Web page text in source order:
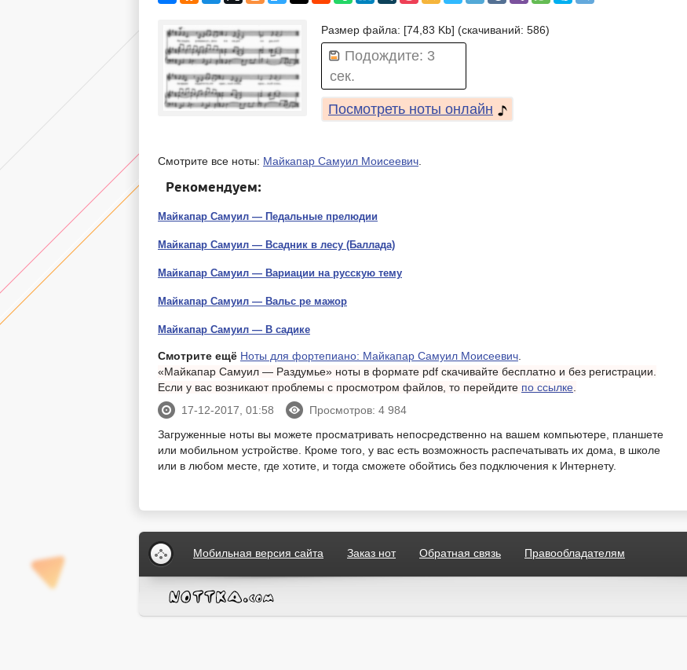
Размер файла: [74,83 Kb] (cкачиваний: 586)
Подождите: 3
сек.
Посмотреть ноты онлайн
Смотрите все ноты: Майкапар Самуил Моисеевич
Рекомендуем:
Майкапар Самуил — Педальные прелюдии
Майкапар Самуил — Всадник в лесу (Баллада)
Майкапар Самуил — Вариации на русскую тему
Майкапар Самуил — Вальс ре мажор
Майкапар Самуил — В садике
Смотрите ещё Ноты для фортепиано: Майкапар Самуил Моисеевич.
«Майкапар Самуил — Раздумье» ноты в формате pdf скачивайте бесплатно и без регистрации.
Если у вас возникают проблемы с просмотром файлов, то перейдите по ссылке.
17-12-2017, 01:58
Просмотров: 4 984
Загруженные ноты вы можете просматривать непосредственно на вашем компьютере, планшете
или мобильном устройстве. Кроме того, у вас есть возможность распечатывать их дома, в школе
или в любом месте, где хотите, и тогда сможете обойтись без подключения к Интернету.
Мобильная версия сайта Заказ нот Обратная связь Правообладателям